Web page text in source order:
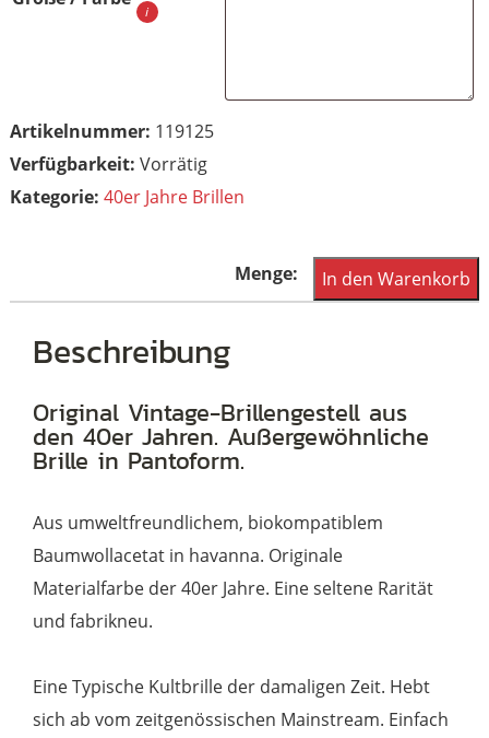
Artikelnummer: 119125
Vorrätig
Kategorie: 40er Jahre Brillen
Hornbrille
der
Pantobrille
aus
havanna
Menge
In den Warenkorb
Beschreibung
Original Vintage-Brillengestell aus
den 40er Jahren. Außergewöhnliche
Brille in Pantoform.
Aus umweltfreundlichem, biokompatiblem
Baumwollacetat in havanna. Originale
Materialfarbe der 40er Jahre. Eine seltene Rarität
und fabrikneu.
Eine Typische Kultbrille der damaligen Zeit. Hebt
sich ab vom zeitgenössischen Mainstream. Einfach